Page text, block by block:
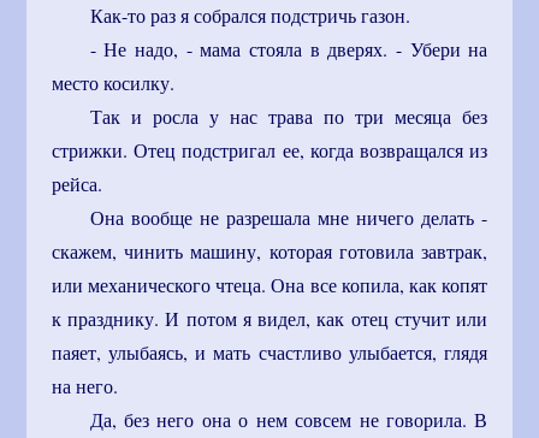
Как-то раз я собрался подстричь газон.
- Не надо, - мама стояла в дверях. - Убери на
место косилку.
Так и росла у нас трава по три месяца без
стрижки. Отец подстригал ее, когда возвращался из
рейса.
Она вообще не разрешала мне ничего делать -
скажем, чинить машину, которая готовила завтрак,
или механического чтеца. Она все копила, как копят
к празднику. И потом я видел, как отец стучит или
паяет, улыбаясь, и мать счастливо улыбается, глядя
на него.
Да, без него она о нем совсем не говорила. В